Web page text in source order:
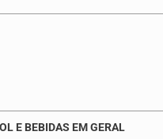
E BEBIDAS EM GERAL